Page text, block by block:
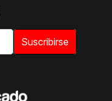
Suscribirse